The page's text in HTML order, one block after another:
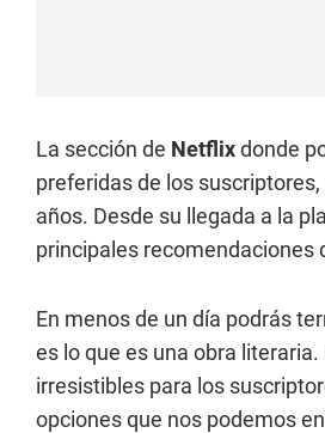
La sección de Netflixdonde
preferidas de los
años. Desde su llegada a la
principales recomendaciones
En menos de un día podrás
es lo que es una obra
irresistibles para los
opciones que nos podemos